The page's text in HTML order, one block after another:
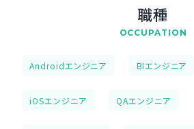
職種
OCCUPATION
Androidエンジニア BIエンジニア
iOSエンジニア QAエンジニア